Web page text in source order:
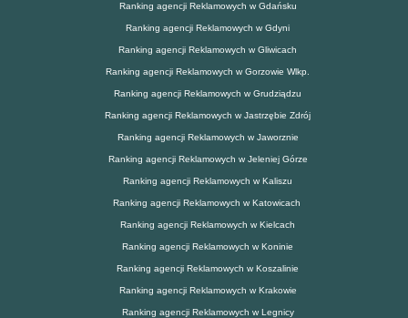
Ranking agencji Reklamowych w Gdańsku
Ranking agencji Reklamowych w Gdyni
Ranking agencji Reklamowych w Gliwicach
Ranking agencji Reklamowych w Gorzowie Wlkp.
Ranking agencji Reklamowych w Grudziądzu
Ranking agencji Reklamowych w Jastrzębie Zdrój
Ranking agencji Reklamowych w Jaworznie
Ranking agencji Reklamowych w Jeleniej Górze
Ranking agencji Reklamowych w Kaliszu
Ranking agencji Reklamowych w Katowicach
Ranking agencji Reklamowych w Kielcach
Ranking agencji Reklamowych w Koninie
Ranking agencji Reklamowych w Koszalinie
Ranking agencji Reklamowych w Krakowie
Ranking agencji Reklamowych w Legnicy